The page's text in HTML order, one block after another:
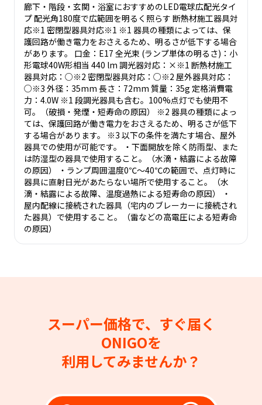
廊下・階段・玄関・浴室におすすめのLED電球広配光タイ
プ 配光角180度で広範囲を明るく照らす 断熱材施工器具対
応※1 密閉型器具対応※1 ※1 器具の種類によっては、保
護回路が働き電力をおさえるため、明るさが低下する場合
があります。 口金：E17 全光束 (ランプ単体の明るさ)：小
形電球40W形相当 440 lm 調光器対応：×※1 断熱材施工
器具対応：○※2 密閉型器具対応：○※2 屋外器具対応：
○※3 外径：35mm 長さ：72mm 質量：35g 定格消費電
力：4.0W ※1 段調光器具も含む。100%点灯でも使用不
可。（破損・発煙・短寿命の原因） ※2 器具の種類によっ
ては、保護回路が働き電力をおさえるため、明るさが低下
する場合があります。 ※3 以下の条件を満たす場合、屋外
器具での使用が可能です。 ・下面開放を除く防雨型、また
は防湿型の器具で使用すること。（水滴・結露による故障
の原因） ・ランプ周囲温度0℃～40℃の範囲で、点灯時に
器具に直射日光があたらない場所で使用すること。（水
滴・結露による故障、温度過熱による短寿命の原因） ・
屋内配線に接続された器具（宅内のブレーカーに接続され
た器具）で使用すること。（雷などの高電圧による短寿命
の原因）
スーパー価格で、すぐ届く
ONIGOを
利用してみませんか？